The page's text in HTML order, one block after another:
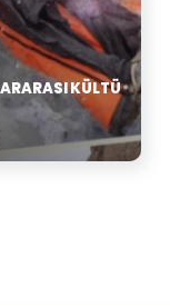
KÜLTÜ